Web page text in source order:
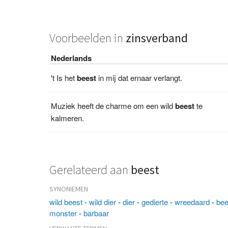
Voorbeelden in zinsverband
Nederlands
't Is hetbeestin mij dat ernaar verlangt.
Muziek heeft de charme om een wildbeestte
kalmeren.
Gerelateerd aan beest
SYNONIEMEN
wild beest-wild dier-dier-gedierte-wreedaard-
monster-barbaar